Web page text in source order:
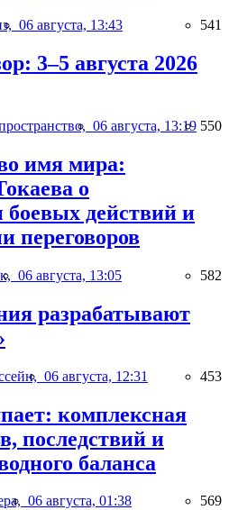
06 августа, 13:43 541
3–5 августа 2026
06 августа, 13:19 550
имя мира:
о
действий и
переговоров
06 августа, 13:05 582
разрабатывают
06 августа, 12:31 453
комплексная
последствий и
баланса
06 августа, 01:38 569